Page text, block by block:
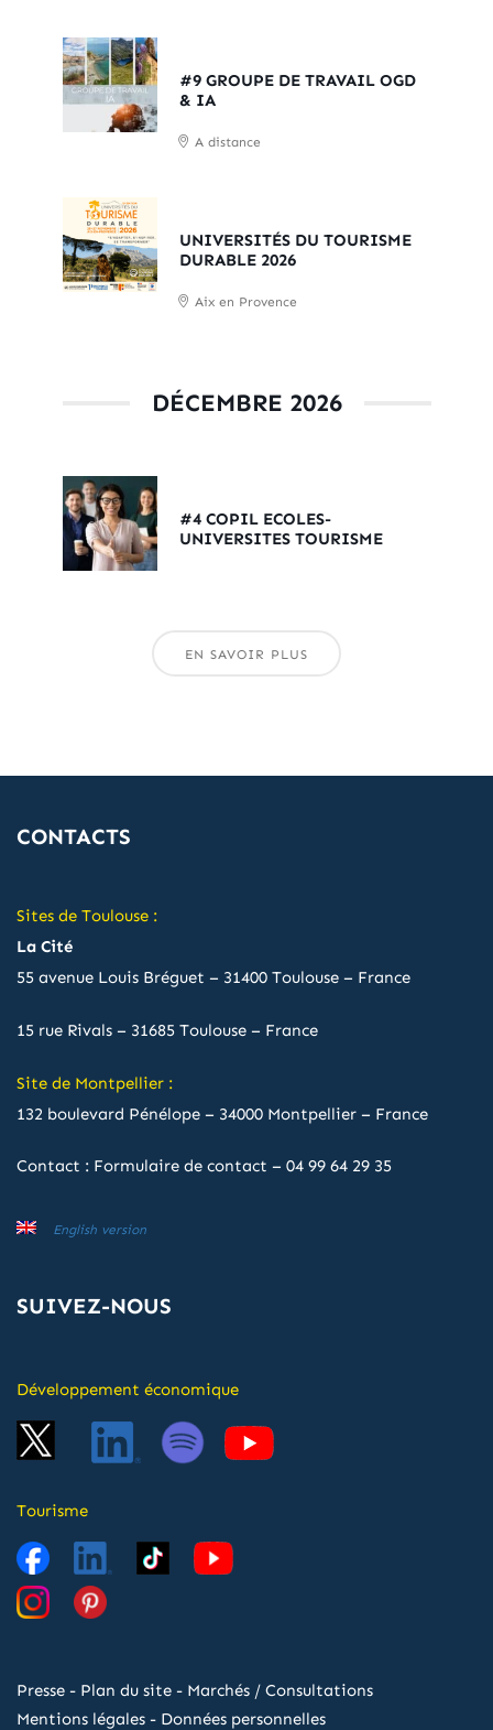
#9 GROUPE DE TRAVAIL OGD
& IA
A distance
UNIVERSITÉS DU TOURISME
DURABLE 2026
Aix en Provence
DÉCEMBRE 2026
#4 COPIL ECOLES-
UNIVERSITES TOURISME
EN SAVOIR PLUS
CONTACTS
Sites de Toulouse :
La Cité
55 avenue Louis Bréguet – 31400 Toulouse – France
15 rue Rivals – 31685 Toulouse – France
Site de Montpellier :
132 boulevard Pénélope – 34000 Montpellier – France
Contact : Formulaire de contact – 04 99 64 29 35
English version
SUIVEZ-NOUS
Développement économique
Tourisme
Presse - Plan du site - Marchés / Consultations
Mentions légales - Données personnelles